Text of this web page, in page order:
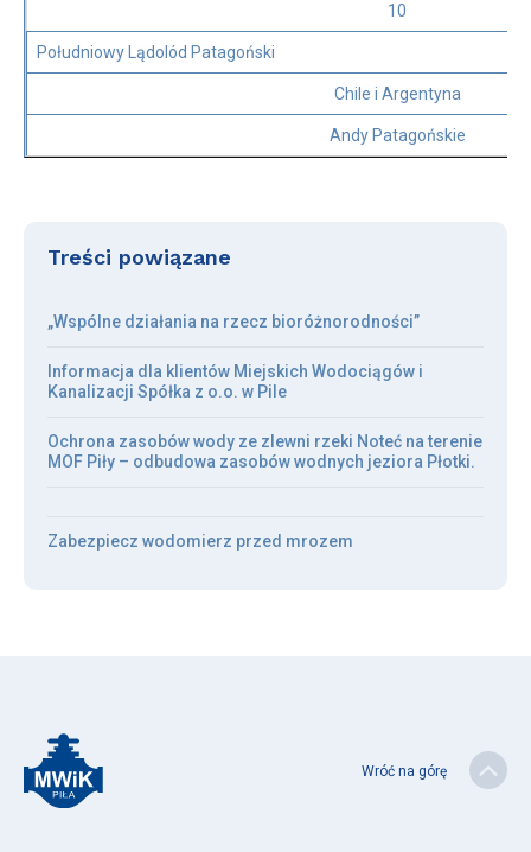
10
Południowy Lądolód Patagoński
Chile i Argentyna
Andy Patagońskie
Treści powiązane
„Wspólne działania na rzecz bioróżnorodności”
Informacja dla klientów Miejskich Wodociągów i
Kanalizacji Spółka z o.o. w Pile
Ochrona zasobów wody ze zlewni rzeki Noteć na terenie
MOF Piły – odbudowa zasobów wodnych jeziora Płotki.
Zabezpiecz wodomierz przed mrozem
Wróć na górę